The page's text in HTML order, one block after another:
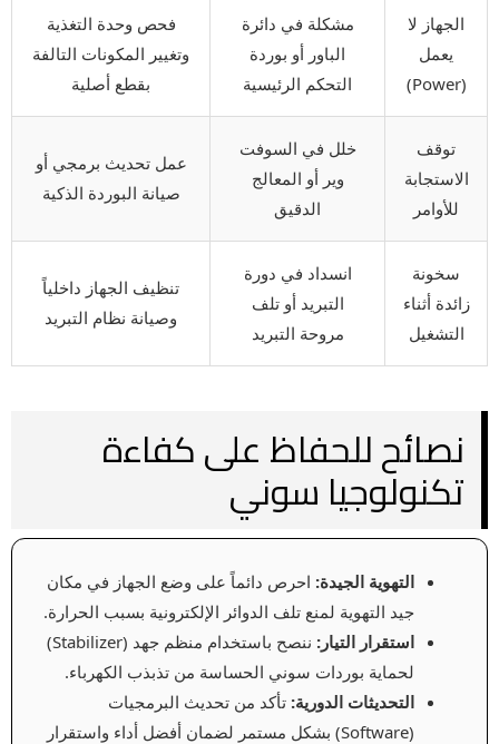
الجهاز لا
يعمل
(Power)
مشكلة في دائرة
الباور أو بوردة
التحكم الرئيسية
فحص وحدة التغذية
وتغيير المكونات التالفة
بقطع أصلية
توقف
الاستجابة
للأوامر
خلل في السوفت
وير أو المعالج
الدقيق
عمل تحديث برمجي أو
صيانة البوردة الذكية
سخونة
زائدة أثناء
التشغيل
انسداد في دورة
التبريد أو تلف
مروحة التبريد
تنظيف الجهاز داخلياً
وصيانة نظام التبريد
نصائح للحفاظ على كفاءة
تكنولوجيا سوني
التهوية الجيدة: احرص دائماً على وضع الجهاز في مكان
جيد التهوية لمنع تلف الدوائر الإلكترونية بسبب الحرارة.
استقرار التيار:
ننصح باستخدام منظم جهد (Stabilizer)
لحماية بوردات سوني الحساسة من تذبذب الكهرباء.
التحديثات الدورية: تأكد من تحديث البرمجيات
(Software) بشكل مستمر لضمان أفضل أداء واستقرار